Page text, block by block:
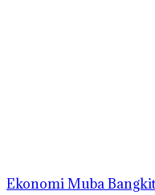
Ekonomi Muba